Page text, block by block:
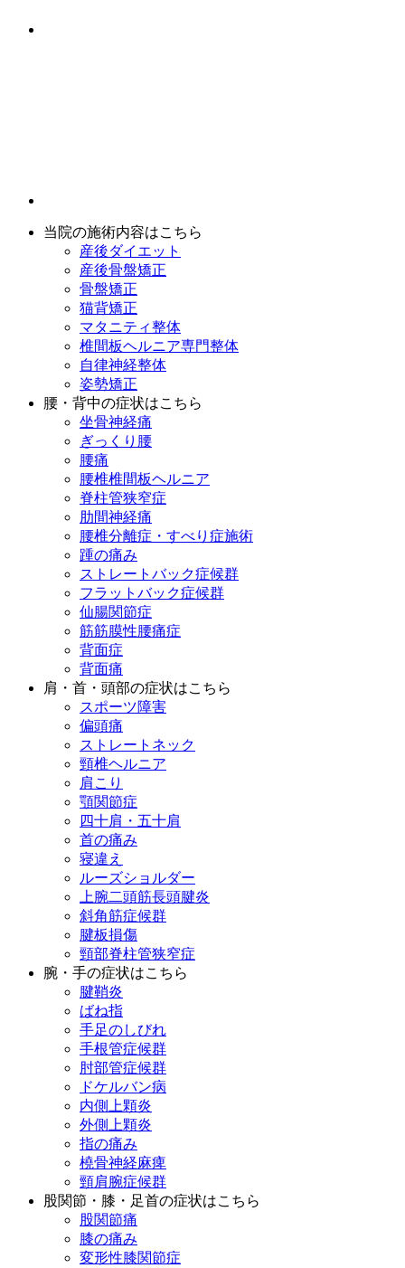
当院の施術内容はこちら
産後ダイエット
産後骨盤矯正
骨盤矯正
猫背矯正
マタニティ整体
椎間板ヘルニア専門整体
自律神経整体
姿勢矯正
腰・背中の症状はこちら
坐骨神経痛
ぎっくり腰
腰痛
腰椎椎間板ヘルニア
脊柱管狭窄症
肋間神経痛
腰椎分離症・すべり症施術
踵の痛み
ストレートバック症候群
フラットバック症候群
仙腸関節症
筋筋膜性腰痛症
背面症
背面痛
肩・首・頭部の症状はこちら
スポーツ障害
偏頭痛
ストレートネック
頸椎ヘルニア
肩こり
顎関節症
四十肩・五十肩
首の痛み
寝違え
ルーズショルダー
上腕二頭筋長頭腱炎
斜角筋症候群
腱板損傷
頸部脊柱管狭窄症
腕・手の症状はこちら
腱鞘炎
ばね指
手足のしびれ
手根管症候群
肘部管症候群
ドケルバン病
内側上顆炎
外側上顆炎
指の痛み
橈骨神経麻痺
頸肩腕症候群
股関節・膝・足首の症状はこちら
股関節痛
膝の痛み
変形性膝関節症